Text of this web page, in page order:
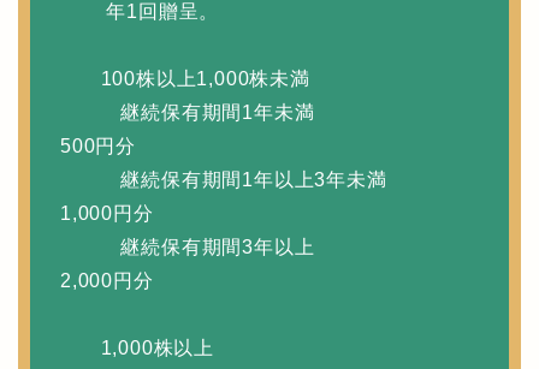
年1回贈呈。
100株以上1,000株未満
継続保有期間1年未満
500円分
継続保有期間1年以上3年未満
1,000円分
継続保有期間3年以上
2,000円分
1,000株以上